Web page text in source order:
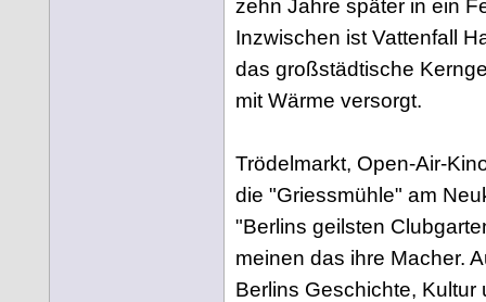
zehn Jahre später in ein
Inzwischen ist Vattenfall
das großstädtische
mit Wärme versorgt.
Trödelmarkt, Open-Air-
die "Griessmühle" am
"Berlins geilsten
meinen das ihre Macher.
Berlins Geschichte, Kultur